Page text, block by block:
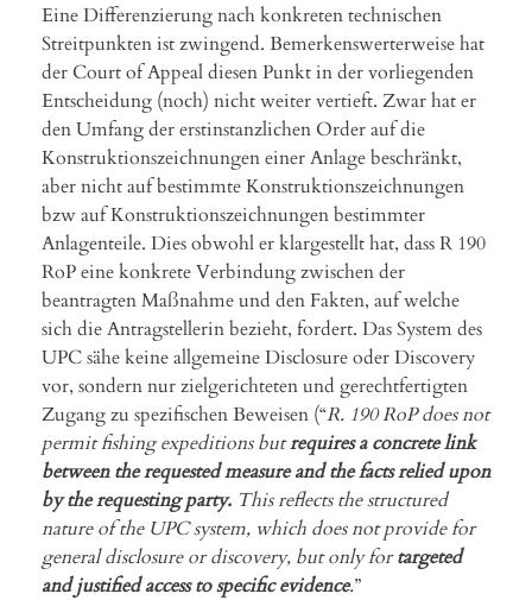
Eine Differenzierung nach konkreten technischen
Streitpunkten ist zwingend. Bemerkenswerterweise hat
der Court of Appeal diesen Punkt in der vorliegenden
Entscheidung (noch) nicht weiter vertieft. Zwar hat er
den Umfang der erstinstanzlichen Order auf die
Konstruktionszeichnungen einer Anlage beschränkt,
aber nicht auf bestimmte Konstruktionszeichnungen
bzw auf Konstruktionszeichnungen bestimmter
Anlagenteile. Dies obwohl er klargestellt hat, dass R 190
RoP eine konkrete Verbindung zwischen der
beantragten Maßnahme und den Fakten, auf welche
sich die Antragstellerin bezieht, fordert. Das System des
UPC sähe keine allgemeine Disclosure oder Discovery
vor, sondern nur zielgerichteten und gerechtfertigten
Zugang zu spezifischen Beweisen (“R. 190 RoP doesnot
permit fishing expeditions butrequires a concrete link
between the requested measure and the facts relied upon
by the requesting party. This reflects the structured
nature of the UPC system, which does not provide for
general disclosure or discovery, but only fortargeted
and justified access to specific evidence.”